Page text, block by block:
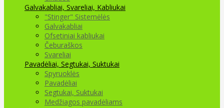
Galvakabliai, Svareliai, Kabliukai
"Stinger" Sistemėlės
Galvakabliai
Ofsetiniai kabliukai
Čeburaškos
Svareliai
Pavadėliai, Segtukai, Suktukai
Spyruoklės
Pavadėliai
Segtukai, Suktukai
Medžiagos pavadėliams